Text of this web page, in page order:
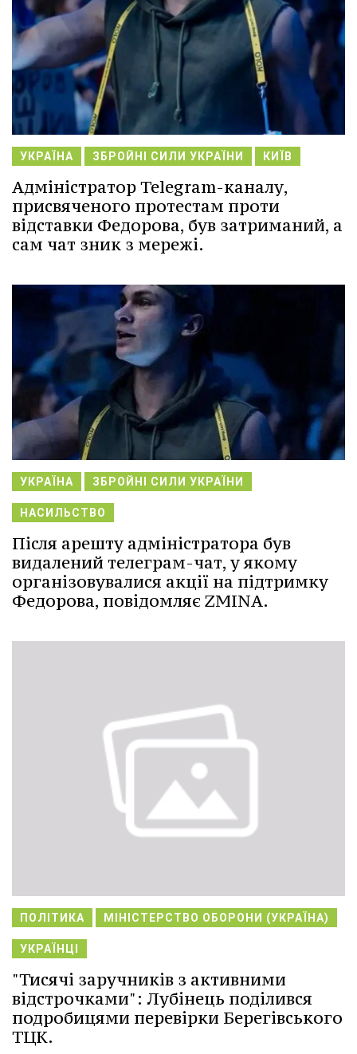
УКРАЇНА ЗБРОЙНІ СИЛИ УКРАЇНИ КИЇВ
Адміністратор Telegram-каналу,
присвяченого протестам проти
відставки Федорова, був затриманий, а
сам чат зник з мережі.
УКРАЇНА ЗБРОЙНІ СИЛИ УКРАЇНИ
НАСИЛЬСТВО
Після арешту адміністратора був
видалений телеграм-чат, у якому
організовувалися акції на підтримку
Федорова, повідомляє ZMINA.
ПОЛІТИКА МІНІСТЕРСТВО ОБОРОНИ (УКРАЇНА)
УКРАЇНЦІ
"Тисячі заручників з активними
відстрочками": Лубінець поділився
подробицями перевірки Берегівського
ТЦК.